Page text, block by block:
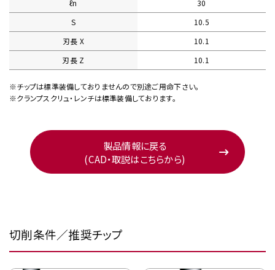
ℓn
30
S
10.5
刃長 X
10.1
刃長 Z
10.1
※チップは標準装備しておりませんので別途ご用命下さい。
※クランプスクリュ・レンチは標準装備しております。
製品情報に戻る
(CAD・取説はこちらから)
切削条件／推奨チップ